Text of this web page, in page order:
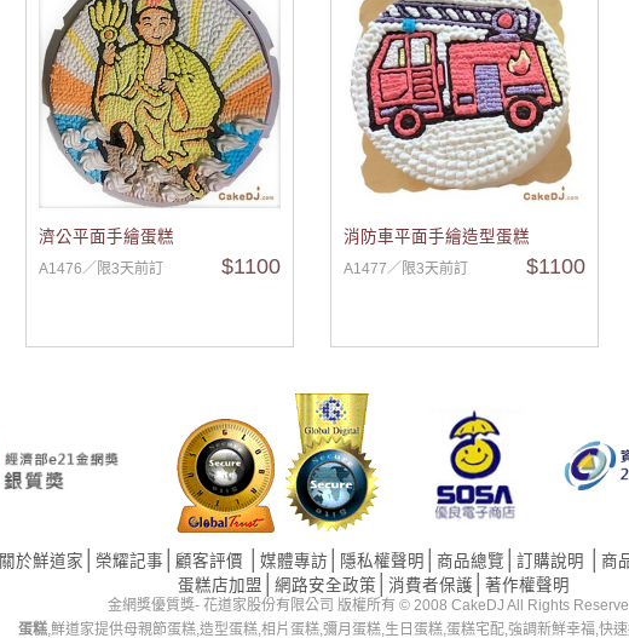
濟公平面手繪蛋糕
A1476／限3天前訂 $1100
消防車平面手繪造型蛋糕
A1477／限3天前訂 $1100
關於鮮道家 榮耀記事 顧客評價 媒體專訪 隱私權聲明 商品總覽 訂購說明 商
蛋糕店加盟
網路安全政策 消費者保護 著作權聲明
金網獎優質獎- 花道家股份有限公司 版權所有 © 2008 CakeDJ All Rights
蛋糕,鮮道家提供母親節蛋糕,造型蛋糕,相片蛋糕,彌月蛋糕,生日蛋糕,蛋糕宅配,強調新鮮幸福,快